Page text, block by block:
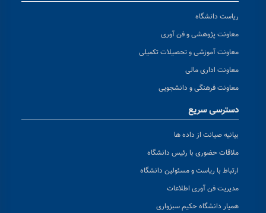
ریاست دانشگاه
معاونت پژوهشی و فن آوری
معاونت آموزشی و تحصیلات تکمیلی
معاونت اداری مالی
معاونت فرهنگی و دانشجویی
دسترسی سریع
بیانیه صیانت از داده ها
ملاقات حضوری با رئیس دانشگاه
ارتباط با ریاست و مسئولین دانشگاه
مدیریت فن آوری اطلاعات
همیار دانشگاه حکیم سبزواری